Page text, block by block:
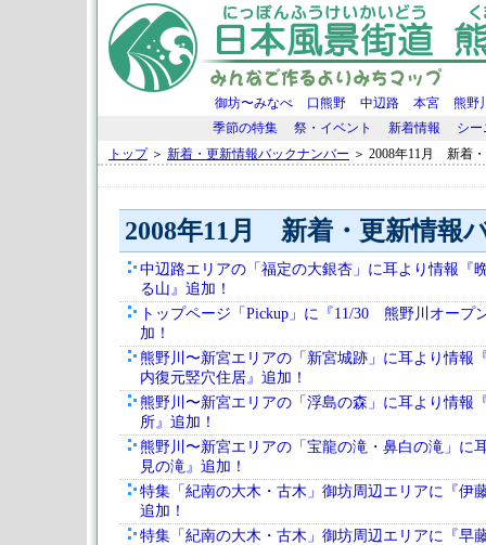
御坊〜みなべ 口熊野 中辺路 本宮
熊野
季節の特集
祭・イベント 新着情報
シ
トップ＞ 新着・更新情報バックナンバー ＞ 2008年11月 新着
2008年11月 新着・更新情報
中辺路エリアの「福定の大銀杏」に耳より情報『
る山』追加！
トップページ「Pickup」に『11/30 熊野川オープ
加！
熊野川〜新宮エリアの「新宮城跡」に耳より情報
内復元竪穴住居』追加！
熊野川〜新宮エリアの「浮島の森」に耳より情報
所』追加！
熊野川〜新宮エリアの「宝龍の滝・鼻白の滝」に
見の滝』追加！
特集「紀南の大木・古木」御坊周辺エリアに『伊
追加！
特集「紀南の大木・古木」御坊周辺エリアに『早